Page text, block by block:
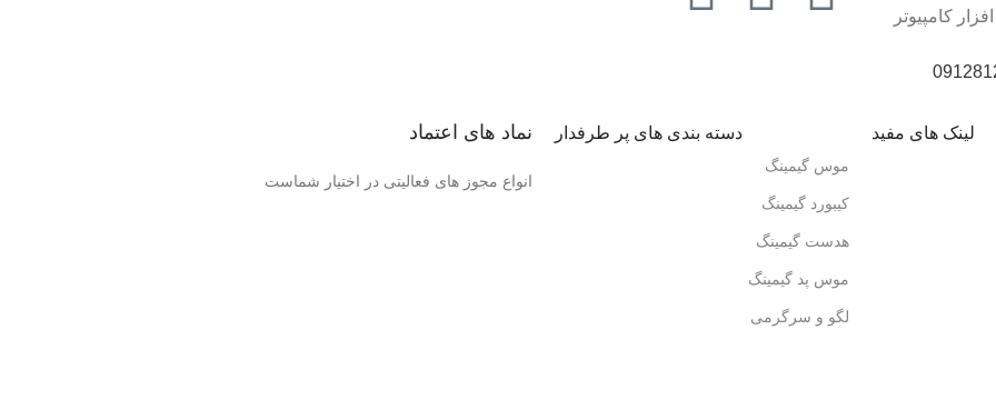
کامپیوتر
لینک های مفید دسته بندی های پر طرفدار
موس گیمینگ
کیبورد گیمینگ
هدست گیمینگ
موس پد گیمینگ
لگو و سرگرمی
نماد های اعتماد
انواع مجوز های فعالیتی در اختیار شماست